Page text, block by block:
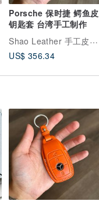
Porsche 保时捷 鳄鱼皮
钥匙套 台湾手工制作
Shao Leather 手工皮具 手工表带订制
US$ 356.34